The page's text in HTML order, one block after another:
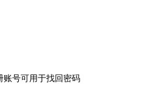
账号可用于找回密码